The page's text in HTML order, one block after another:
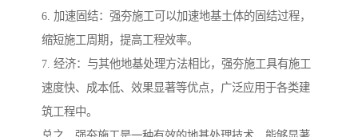
6. 加速固结：强夯施工可以加速地基土体的固结过程，
缩短施工周期，提高工程效率。
7. 经济：与其他地基处理方法相比，强夯施工具有施工
速度快、成本低、效果显著等优点，广泛应用于各类建
筑工程中。